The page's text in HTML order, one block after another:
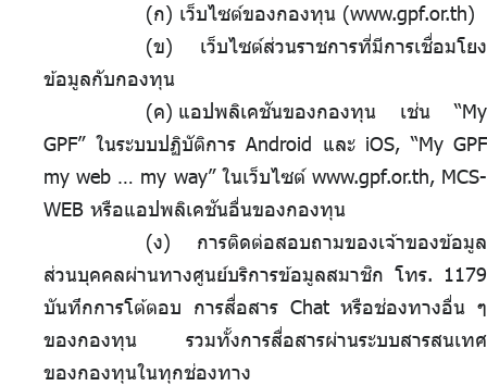
(ก) เว็บไซต์ของกองทุน (www.gpf.or.th)
(ข) เว็บไซต์ส่วนราชการที่มีการเชื่อมโยง
ข้อมูลกับกองทุน
(ค) แอปพลิเคชันของกองทุน เช่น “My
GPF” ในระบบปฏิบัติการ Android และ iOS, “My GPF
my web … my way” ในเว็บไซต์ www.gpf.or.th, MCS-
WEB หรือแอปพลิเคชันอื่นของกองทุน
(ง) การติดต่อสอบถามของเจ้าของข้อมูล
ส่วนบุคคลผ่านทางศูนย์บริการข้อมูลสมาชิก โทร. 1179
บันทึกการโต้ตอบ การสื่อสาร Chat หรือช่องทางอื่น ๆ
ของกองทุน รวมทั้งการสื่อสารผ่านระบบสารสนเทศ
ของกองทุนในทุกช่องทาง